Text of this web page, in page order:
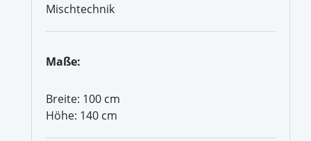
Mischtechnik
Maße:
Breite: 100 cm
Höhe: 140 cm